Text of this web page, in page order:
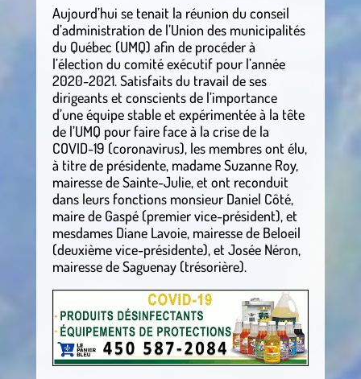
Aujourd’hui se tenait la réunion du conseil
d’administration de l’Union des municipalités
du Québec (UMQ) afin de procéder à
l’élection du comité exécutif pour l’année
2020-2021. Satisfaits du travail de ses
dirigeants et conscients de l’importance
d’une équipe stable et expérimentée à la tête
de l’UMQ pour faire face à la crise de la
COVID-19 (coronavirus), les membres ont élu,
à titre de présidente, madame Suzanne Roy,
mairesse de Sainte-Julie, et ont reconduit
dans leurs fonctions monsieur Daniel Côté,
maire de Gaspé (premier vice-président), et
mesdames Diane Lavoie, mairesse de Beloeil
(deuxième vice-présidente), et Josée Néron,
mairesse de Saguenay (trésorière).